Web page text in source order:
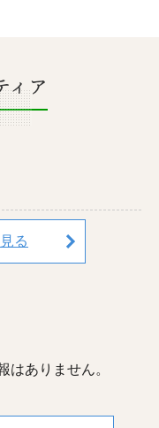
ィア
る
はありません。